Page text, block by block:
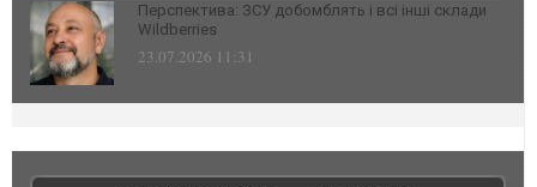
Перспектива: ЗСУ добомблять і всі інші склади
Wildberries
23.07.2026 11:31